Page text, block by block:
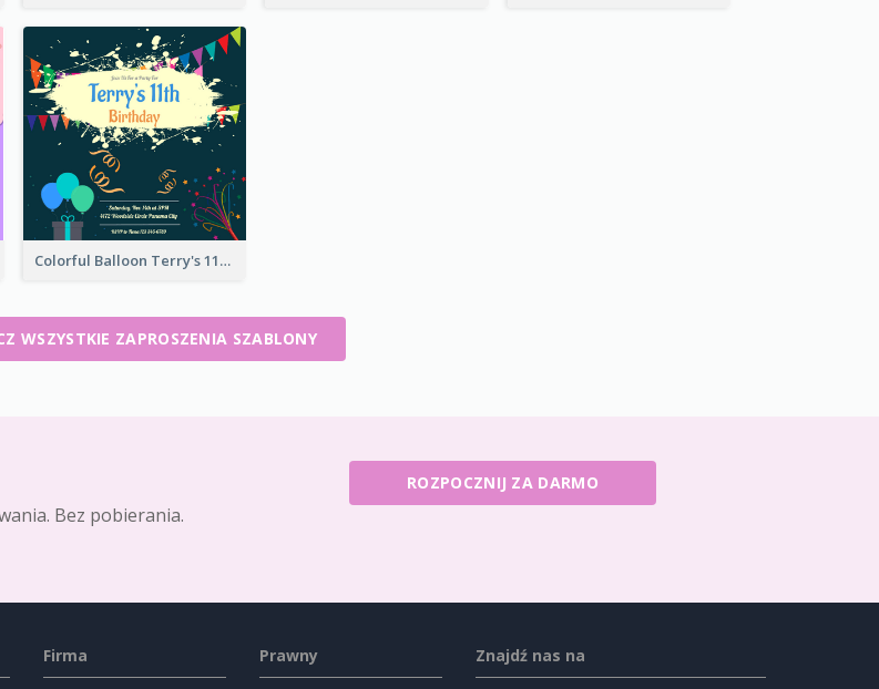
Colorful Balloon Terry's 11th Birthday Invitation
WSZYSTKIE ZAPROSZENIA SZABLONY
Bez pobierania.
ROZPOCZNIJ ZA DARMO
Firma Prawny Znajdź nas na